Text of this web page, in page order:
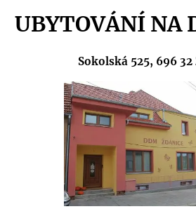
UBYTOVÁNÍ NA
Sokolská 525, 696 32